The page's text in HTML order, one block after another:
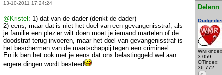
13-10-2011 17:24:24
Delenn
3.059
OTindex:
36.772
@Kristel : 1) dat van de dader (denkt de dader)
2) eens, maar dat is niet het doel van een gevangenisstraf, als
je familie een plezier wilt doen moet je iemand martelen of de
doodstraf terug invoeren, maar het doel van gevangenisstraf is
het beschermen van de maatschappij tegen een crimineel.
En ik ben het ook met je eens dat ons belastinggeld wel aan
ergere dingen wordt besteed